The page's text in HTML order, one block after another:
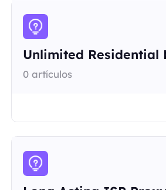
Unlimited Residential
0 artículos